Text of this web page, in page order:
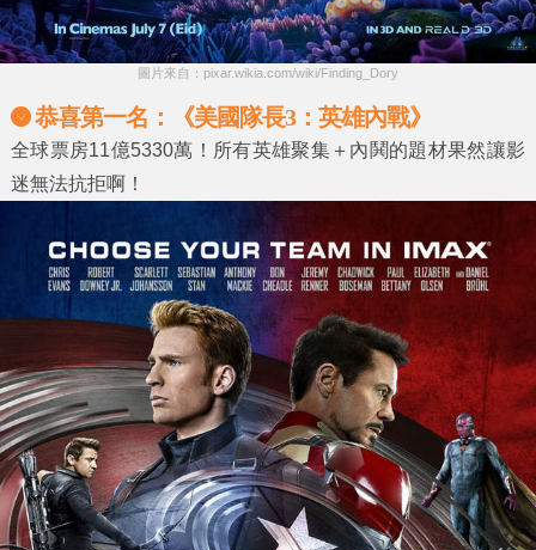
圖片來自：pixar.wikia.com/wiki/Finding_Dory
恭喜第一名：《美國隊長3：英雄內戰》
全球票房11億5330萬！所有英雄聚集＋內鬨的題材果然讓影
迷無法抗拒啊！